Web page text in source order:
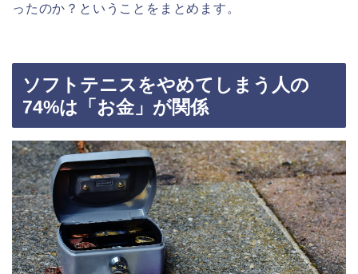
ったのか？ということをまとめます。
ソフトテニスをやめてしまう人の
74%は「お金」が関係